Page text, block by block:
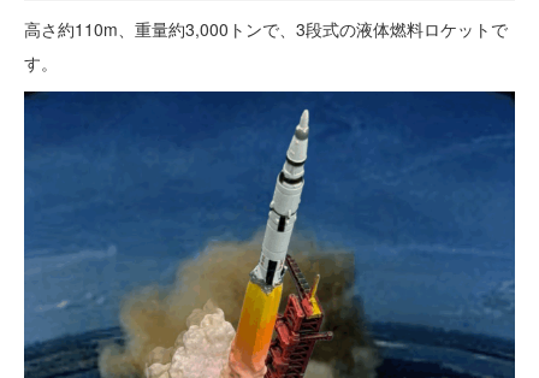
高さ約110m、重量約3,000トンで、3段式の液体燃料ロケットで
す。